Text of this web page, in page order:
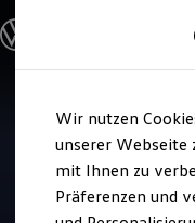
Hauptinhalt
springen
Footer
springen
Modelle und
Modelle
Elektroautos
ENERGY
Nutzfahrzeuge
SUV und CUV
Familienautos
Verkauf und Service
Autohaus
4.9|
Wir nutzen
unserer Webseite
mit Ihnen zu
Präferenzen und